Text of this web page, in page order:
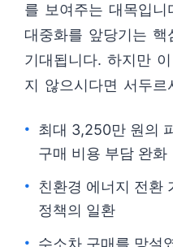
를 보여주는 대목입
대중화를 앞당기는 핵
기대됩니다. 하지만
지 않으시다면 서두르
최대 3,250만 원의
구매 비용 부담 완화
친환경 에너지 전환
정책의 일환
수소차 구매를 망설